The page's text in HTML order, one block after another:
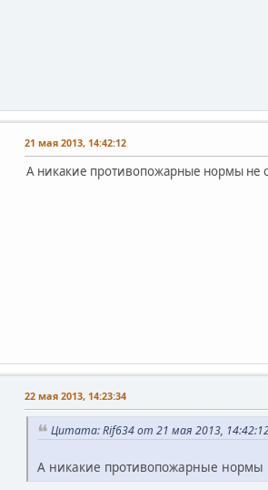
21 мая 2013, 14:42:12
А никакие противопожарные нормы не
22 мая 2013, 14:23:34
Цитата: Rif634 от 21 мая 2013,
А никакие противопожарные нормы